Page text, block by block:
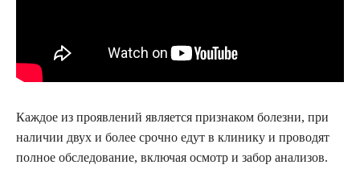
Каждое из проявлений является признаком болезни, при
наличии двух и более срочно едут в клинику и проводят
полное обследование, включая осмотр и забор анализов.